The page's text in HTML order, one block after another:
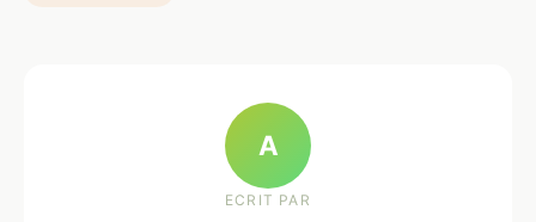
A
ECRIT PAR